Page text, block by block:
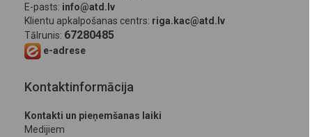
E-pasts: info@atd.lv
Klientu apkalpošanas centrs: riga.kac@atd.lv
Tālrunis: 67280485
e-adrese
Kontaktinformācija
Kontakti un pieņemšanas laiki
Medijiem